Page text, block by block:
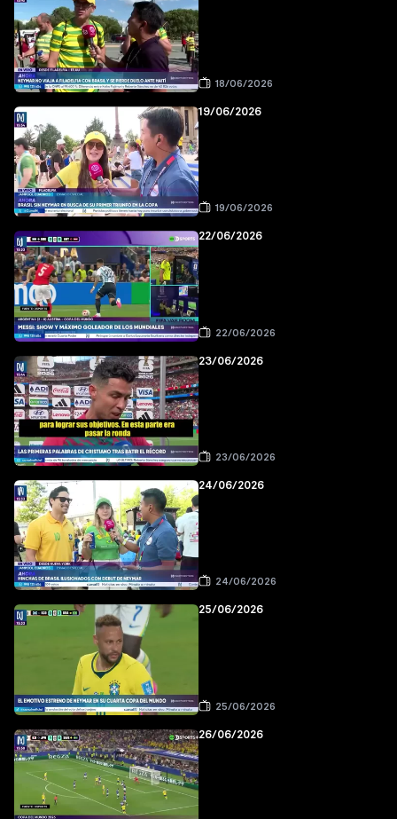
18/06/2026
19/06/2026
19/06/2026
22/06/2026
22/06/2026
23/06/2026
23/06/2026
24/06/2026
24/06/2026
25/06/2026
25/06/2026
26/06/2026